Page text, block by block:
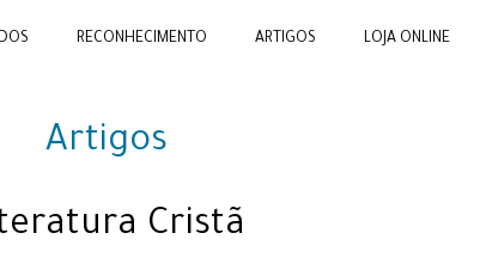
RECONHECIMENTO ARTIGOS LOJA ONLINE
Artigos
Cristã